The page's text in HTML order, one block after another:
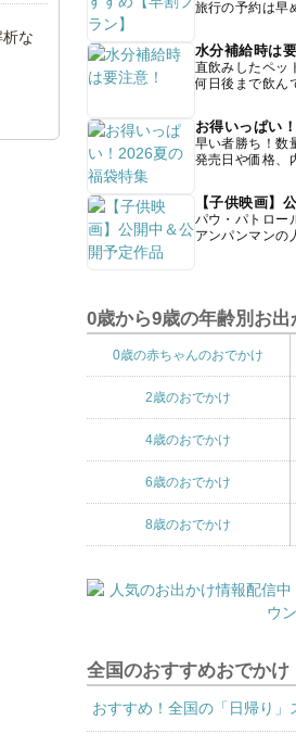
な
旅行の予約は早
水分補給時は
直飲みしたペッ
何日後まで飲ん
お得いっぱい
早い者勝ち！数
発売日や価格、
【子供映画】
パウ・パトロー
アンパンマンの
0歳から9歳の年齢別お
0歳の赤ちゃんのおでかけ
2歳のおでかけ
4歳のおでかけ
6歳のおでかけ
8歳のおでかけ
全国のおすすめおでかけ
おすすめ！全国の「日帰り」